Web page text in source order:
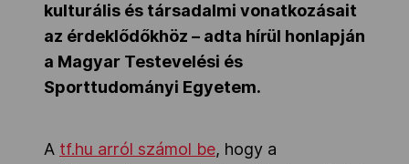
Adatbank
kulturális és társadalmi vonatkozásait
az érdeklődőkhöz – adta hírül honlapján
a Magyar Testevelési és
Sporttudományi Egyetem.
A tf.hu arról számol be, hogy a